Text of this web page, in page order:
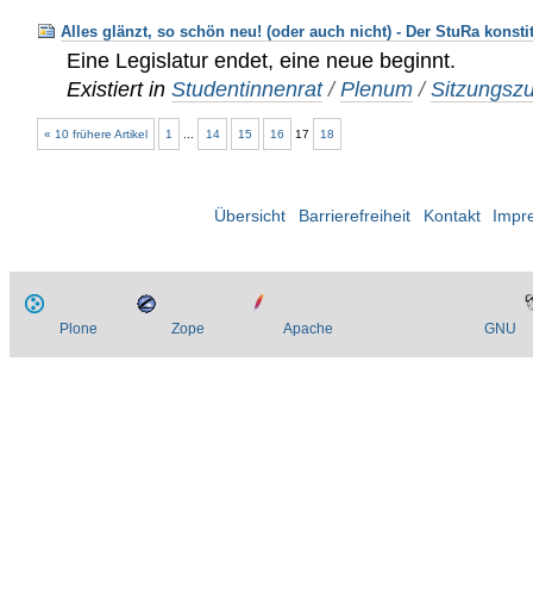
Alles glänzt, so schön neu! (oder auch nicht) - Der StuRa
Eine Legislatur endet, eine neue beginnt.
Existiert in Studentinnenrat /Plenum /
« 10 frühere Artikel 1 14 15 16 17 18
Übersicht Barrierefreiheit Kontakt
Plone Zope Apache GNU